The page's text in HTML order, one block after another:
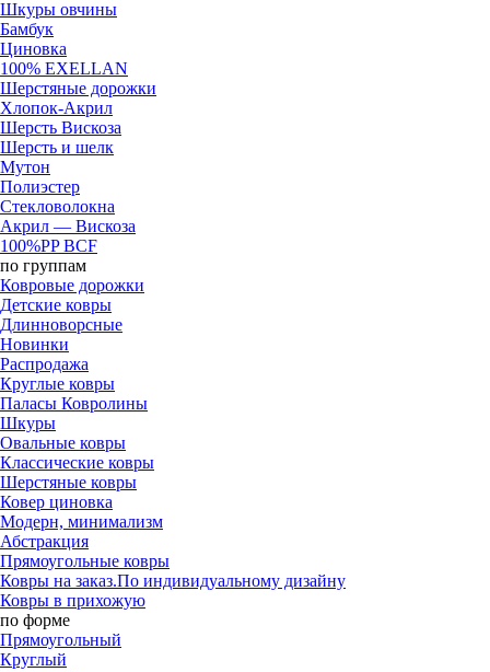
Шкуры овчины
Бамбук
Циновка
100% EXELLAN
Шерстяные дорожки
Хлопок-Акрил
Шерсть Вискоза
Шерсть и шелк
Мутон
Полиэстер
Стекловолокна
Акрил — Вискоза
100%PP BCF
по группам
Ковровые дорожки
Детские ковры
Длинноворсные
Новинки
Распродажа
Круглые ковры
Паласы Ковролины
Шкуры
Овальные ковры
Классические ковры
Шерстяные ковры
Ковер циновка
Модерн, минимализм
Абстракция
Прямоугольные ковры
Ковры на заказ.По индивидуальному дизайну
Ковры в прихожую
по форме
Прямоугольный
Круглый